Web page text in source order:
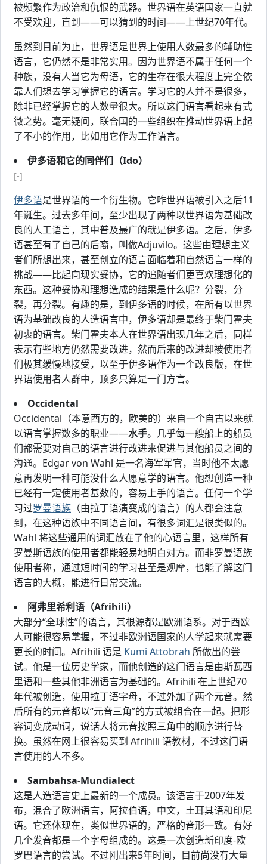
被频繁作为政治和仇恨的武器。世界语在英语国家一直就
不受欢迎，直到——可以猜到的时间——上世纪70年代。
虽然到目前为止，世界语是世界上使用人数最多的辅助性
语言，它仍然不是非常实用。因为世界语不属于任何一个
种族，没有人当它为母语，它的生存在很大程度上完全依
靠人们想去学习掌握它的语言。学习它的人并不是很多，
除非已经掌握它的人数量很大。所以这门语言看起来有式
微之势。毫无疑问，联合国的一些组织在推动世界语上起
了不小的作用，比如用它作为工作语言。
伊多语和它的同伴们（Ido）
[-]
伊多语是世界语的一个衍生物。它咋世界语被引入之后11
年诞生。过去多年间，至少出现了两种以世界语为基础改
良的人工语言，其中普及最广的就是伊多语。之后，伊多
语甚至有了自己的后裔，叫做Adjuvilo。这些由理想主义
者们所想出来，甚至创立的语言面临着和自然语言一样的
挑战——比起向现实妥协，它的追随者们更喜欢理想化的
东西。这种妥协和理想造成的结果是什么呢？分裂，分
裂，再分裂。有趣的是，到伊多语的时候，在所有以世界
语为基础改良的人造语言中，伊多语却是最终于柴门霍夫
初衷的语言。柴门霍夫本人在世界语出现几年之后，同样
表示有些地方仍然需要改进，然而后来的改进却被使用者
们极其缓慢地接受，以至于伊多语作为一个改良版，在世
界语使用者人群中，顶多只算是一门方言。
Occidental
Occidental（本意西方的，欧美的）来自一个自古以来就
以语言掌握数多的职业——水手。几乎每一艘船上的船员
们都需要对自己的语言进行改进来促进与其他船员之间的
沟通。Edgar von Wahl 是一名海军军官，当时他不太愿
意再发明一种可能没什么人愿意学的语言。他想创造一种
已经有一定使用者基数的，容易上手的语言。任何一个学
习过罗曼语族 （由拉丁语演变成的语言）的人都会注意
到，在这种语族中不同语言间，有很多词汇是很类似的。
Wahl 将这些通用的词汇放在了他的心语言里，这样所有
罗曼斯语族的使用者都能轻易地明白对方。而非罗曼语族
使用者称，通过短时间的学习甚至是观摩，也能了解这门
语言的大概，能进行日常交流。
阿弗里希利语（Afrihili）
大部分“全球性”的语言，其根源都是欧洲语系。对于西欧
人可能很容易掌握，不过非欧洲语国家的人学起来就需要
更长的时间。Afrihili 语是 Kumi Attobrah 所做出的尝
试。他是一位历史学家，而他创造的这门语言是由斯瓦西
里语和一些其他非洲语言为基础的。Afrihili 在上世纪70
年代被创造，使用拉丁语字母，不过外加了两个元音。然
后所有的元音都以“元音三角”的方式被组合在一起。把形
容词变成动词，说话人将元音按照三角中的顺序进行替
换。虽然在网上很容易买到 Afrihili 语教材，不过这门语
言使用的人不多。
Sambahsa-Mundialect
这是人造语言史上最新的一个成员。该语言于2007年发
布，混合了欧洲语言，阿拉伯语，中文，土耳其语和印尼
语。它还体现在，类似世界语的，严格的音形一致。有好
几个发音都是一个字母组成的。这是一次创造新印度-欧
罗巴语言的尝试。不过刚出来5年时间，目前尚没有大量